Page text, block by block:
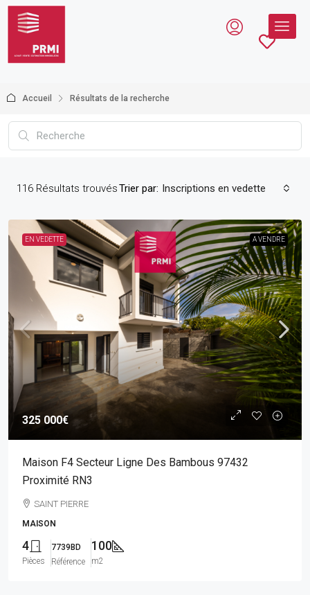
Accueil Résultats de la recherche
116 Résultats trouvésTrier par: Inscriptions en vedette
EN VEDETTE A VENDRE
325 000€
Maison F4 Secteur Ligne Des Bambous 97432
Proximité RN3
SAINT PIERRE
MAISON
4
Pièces
7739BD
Référence
100
m2